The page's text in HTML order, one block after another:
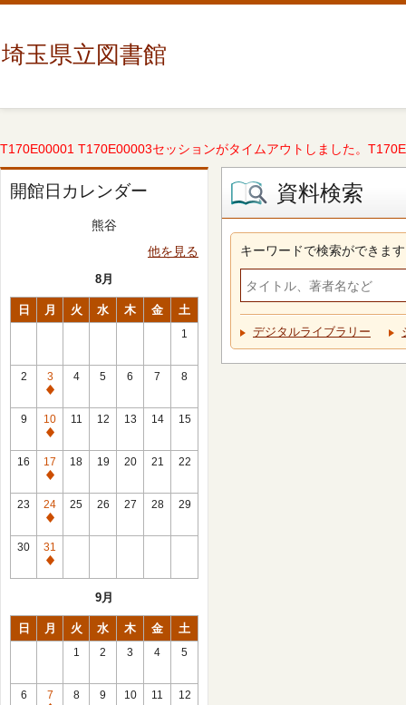
埼玉県立図書館
T170E00001 T170E00003セッションがタイムアウトしました。
開館日カレンダー
熊谷
他を見る
8月
日 月 火 水 木 金 土
1
2
3
休
館
日
4 5 6 7 8
9
10
休
館
日
11 12 13 14 15
16
17
休
館
日
18 19 20 21 22
23
24
休
館
日
25 26 27 28 29
30
31
休
9月
日 月 火 水 木 金 土
1 2 3 4 5
6
7
8 9 10 11 12
資料検索
キーワードで検索ができます
デジタルライブラリー